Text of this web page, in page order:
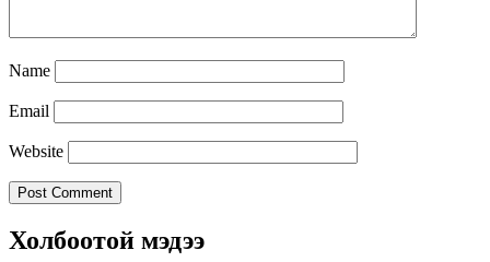
Name
Email
Website
Холбоотой мэдээ